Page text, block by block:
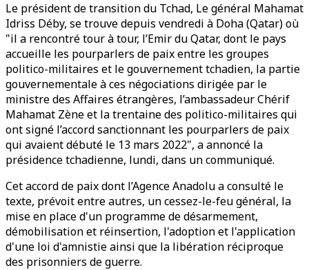
Le président de transition du Tchad, Le général Mahamat
Idriss Déby, se trouve depuis vendredi à Doha (Qatar) où
"il a rencontré tour à tour, l’Emir du Qatar, dont le pays
accueille les pourparlers de paix entre les groupes
politico-militaires et le gouvernement tchadien, la partie
gouvernementale à ces négociations dirigée par le
ministre des Affaires étrangères, l’ambassadeur Chérif
Mahamat Zène et la trentaine des politico-militaires qui
ont signé l’accord sanctionnant les pourparlers de paix
qui avaient débuté le 13 mars 2022", a annoncé la
présidence tchadienne, lundi, dans un communiqué.
Cet accord de paix dont l’Agence Anadolu a consulté le
texte, prévoit entre autres, un cessez-le-feu général, la
mise en place d'un programme de désarmement,
démobilisation et réinsertion, l'adoption et l'application
d'une loi d'amnistie ainsi que la libération réciproque
des prisonniers de guerre.